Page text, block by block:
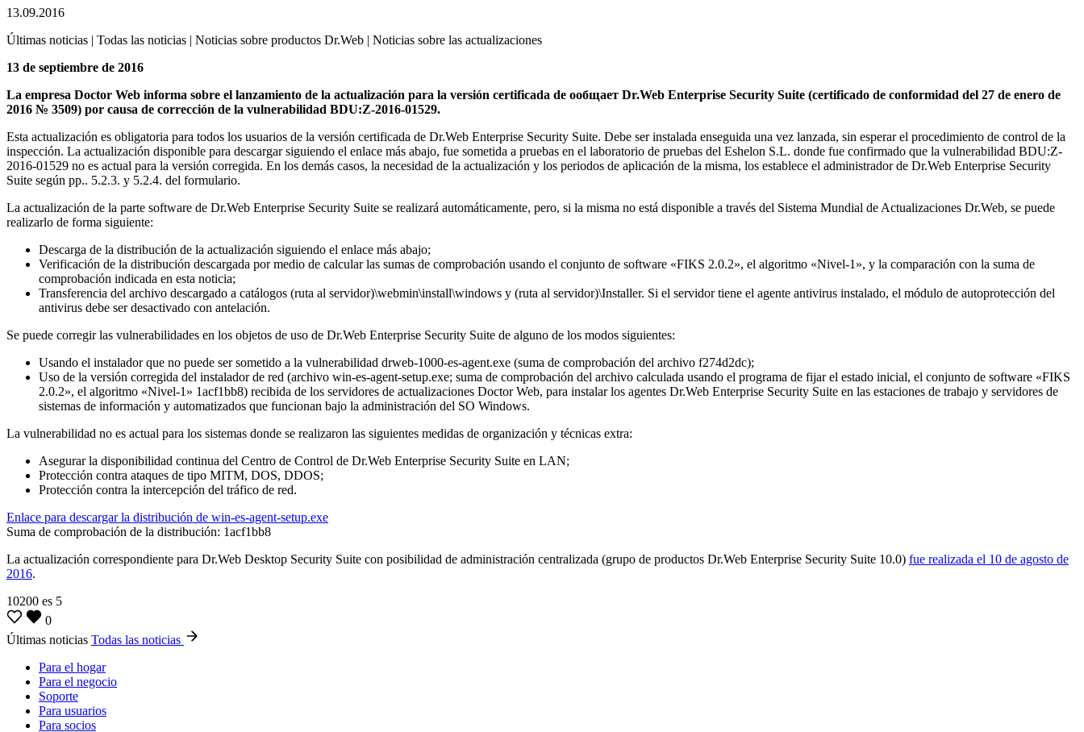
13.09.2016
Últimas noticias | Todas las noticias | Noticias sobre productos Dr.Web | Noticias sobre las actualizaciones
13 de septiembre de 2016
La empresa Doctor Web informa sobre el lanzamiento de la actualización para la versión certificada de ообщает Dr.Web Enterprise Security Suite (certificado de conformidad del 27 de enero de
2016 № 3509) por causa de corrección de la vulnerabilidad BDU:Z-2016-01529.
Esta actualización es obligatoria para todos los usuarios de la versión certificada de Dr.Web Enterprise Security Suite. Debe ser instalada enseguida una vez lanzada, sin esperar el procedimiento de control de la
inspección. La actualización disponible para descargar siguiendo el enlace más abajo, fue sometida a pruebas en el laboratorio de pruebas del Eshelon S.L. donde fue confirmado que la vulnerabilidad BDU:Z-
2016-01529 no es actual para la versión corregida. En los demás casos, la necesidad de la actualización y los periodos de aplicación de la misma, los establece el administrador de Dr.Web Enterprise Security
Suite según pp.. 5.2.3. y 5.2.4. del formulario.
La actualización de la parte software de Dr.Web Enterprise Security Suite se realizará automáticamente, pero, si la misma no está disponible a través del Sistema Mundial de Actualizaciones Dr.Web, se puede
realizarlo de forma siguiente:
Descarga de la distribución de la actualización siguiendo el enlace más abajo;
Verificación de la distribución descargada por medio de calcular las sumas de comprobación usando el conjunto de software «FIKS 2.0.2», el algoritmo «Nivel-1», y la comparación con la suma de
comprobación indicada en esta noticia;
Transferencia del archivo descargado a catálogos (ruta al servidor)\webmin\install\windows y (ruta al servidor)\Installer. Si el servidor tiene el agente antivirus instalado, el módulo de autoprotección del
antivirus debe ser desactivado con antelación.
Se puede corregir las vulnerabilidades en los objetos de uso de Dr.Web Enterprise Security Suite de alguno de los modos siguientes:
Usando el instalador que no puede ser sometido a la vulnerabilidad drweb-1000-es-agent.exe (suma de comprobación del archivo f274d2dc);
Uso de la versión corregida del instalador de red (archivo win-es-agent-setup.exe; suma de comprobación del archivo calculada usando el programa de fijar el estado inicial, el conjunto de software «FIKS
2.0.2», el algoritmo «Nivel-1» 1acf1bb8) recibida de los servidores de actualizaciones Doctor Web, para instalar los agentes Dr.Web Enterprise Security Suite en las estaciones de trabajo y servidores de
sistemas de información y automatizados que funcionan bajo la administración del SO Windows.
La vulnerabilidad no es actual para los sistemas donde se realizaron las siguientes medidas de organización y técnicas extra:
Asegurar la disponibilidad continua del Centro de Control de Dr.Web Enterprise Security Suite en LAN;
Protección contra ataques de tipo MITM, DOS, DDOS;
Protección contra la intercepción del tráfico de red.
Enlace para descargar la distribución de win-es-agent-setup.exe
Suma de comprobación de la distribución: 1acf1bb8
La actualización correspondiente para Dr.Web Desktop Security Suite con posibilidad de administración centralizada (grupo de productos Dr.Web Enterprise Security Suite 10.0) fue realizada el 10 de agosto de
2016.
10200 es 5
0
Últimas noticias Todas las noticias
Para el hogar
Para el negocio
Soporte
Para usuarios
Para socios